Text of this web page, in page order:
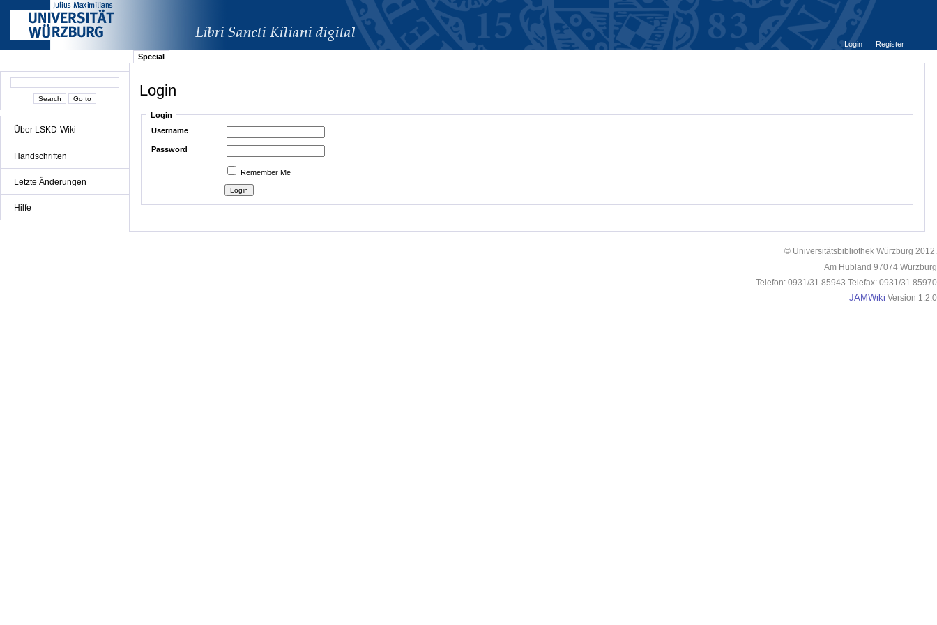
Über LSKD-Wiki
Handschriften
Letzte Änderungen
Hilfe
Login
Register
Special
Login
Login
Username
Password
Remember Me
© Universitätsbibliothek Würzburg 2012.
Am Hubland 97074 Würzburg
Telefon: 0931/31 85943 Telefax: 0931/31 85970
JAMWiki Version 1.2.0